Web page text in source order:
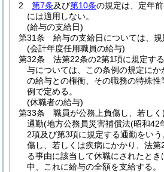
2
第7条及び第10条の規定は、定年
には適用しない。
(給与の支給日)
第31条
給与の支給日については、規
(会計年度任用職員の給与)
第32条
法第22条の2第1項に規定す
与については、この条例の規定にか
の給与との権衡、その職務の特殊
例で定める。
(休職者の給与)
第33条
職員が公務上負傷し、若し
通勤(地方公務員災害補償法(昭和42
2項及び第3項に規定する通勤をい
傷し、若しくは疾病にかかり、法
る事由に該当して休職にされたとき
中、これに給与の全額を支給する。